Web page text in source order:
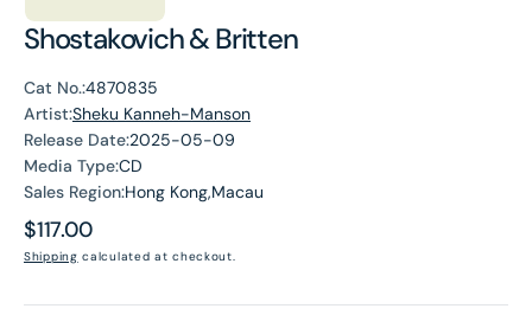
Shostakovich & Britten
Cat No.:4870835
Artist:Sheku Kanneh-Manson
Release Date:2025-05-09
Media Type:CD
Sales Region:Hong Kong,Macau
Regular
price
$117.00
Shipping calculated at checkout.